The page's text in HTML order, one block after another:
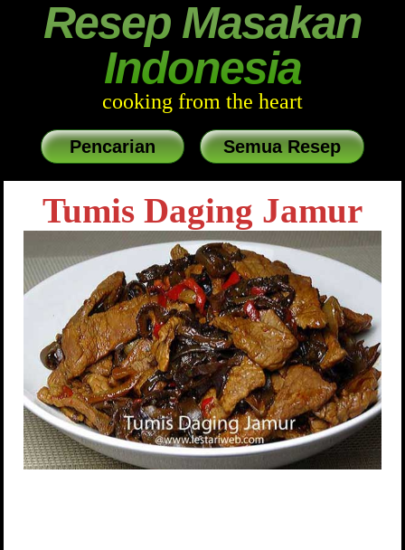
Resep Masakan
Indonesia
cooking from the heart
Pencarian Semua Resep
Tumis Daging Jamur